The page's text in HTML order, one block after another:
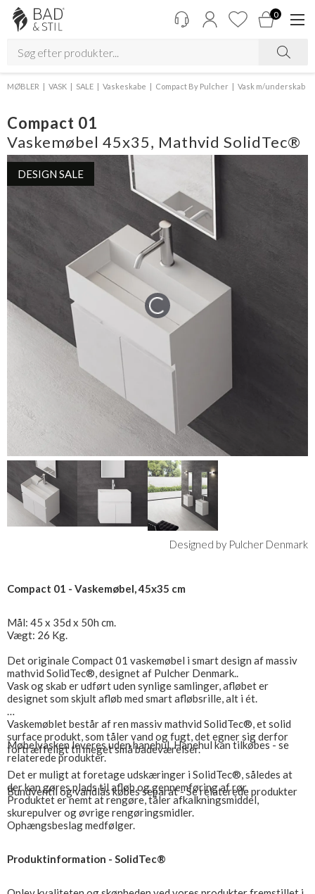
0
MØBLER VASK SALE Vaskeskabe Compact By Pulcher Vask m/underskab
Compact 01
Vaskemøbel 45x35, Mathvid SolidTec®
DESIGN SALE
Designed by Pulcher Denmark
Compact 01 - Vaskemøbel, 45x35 cm
Mål: 45 x 35d x 50h cm.
Vægt: 26 Kg.
Det originale Compact 01 vaskemøbel i smart design af massiv
mathvid SolidTec®, designet af Pulcher Denmark..
Vask og skab er udført uden synlige samlinger, afløbet er
designet som skjult afløb med smart afløbsrille, alt i ét.
Vaskemøblet består af ren massiv mathvid SolidTec®, et solid
surface produkt, som tåler vand og fugt, det egner sig derfor
fortræffeligt til meget små badeværelser.
Det er muligt at foretage udskæringer i SolidTec®, således at
der kan gøres plads til afløb og gennemføring af rør.
Produktet er nemt at rengøre, tåler afkalkningsmiddel,
skurepulver og øvrige rengøringsmidler.
Møbelvasken leveres uden hanehul. Hanehul kan tilkøbes - se
relaterede produkter.
Bundventil og vandlås købes separat - Se relaterede produkter
Ophængsbeslag medfølger.
Produktinformation - SolidTec®